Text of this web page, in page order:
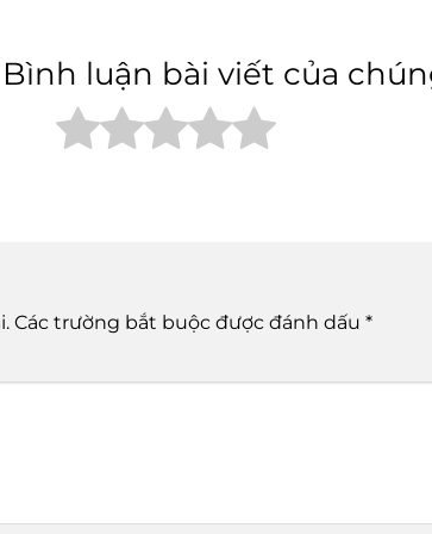
luận bài viết của
Các trường bắt buộc được đánh dấu *